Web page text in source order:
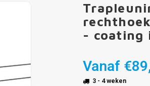
- coating
Vanaf
3 - 4 weken